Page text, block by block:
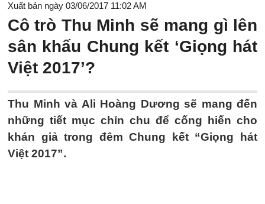
Xuất bản ngày 03/06/2017 11:02 AM
Cô trò Thu Minh sẽ mang gì lên
sân khấu Chung kết ‘Giọng hát
Việt 2017’?
Thu Minh và Ali Hoàng Dương sẽ mang đến
những tiết mục chỉn chu để cống hiến cho
khán giả trong đêm Chung kết “Giọng hát
Việt 2017”.